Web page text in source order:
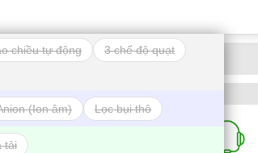
chiều tự động
3 chế độ quạt
(Ion âm) Lọc bụi thô
tảiTrả tiền mặt, Chuyển khoản